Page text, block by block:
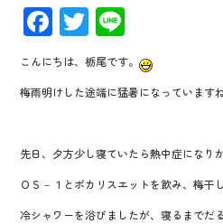
F
ac
e
b
o
o
k
T
wi
tt
er
n
e
こんにちは、栃尾です。
梅雨明けした途端に猛暑になっていますね
先日、夕方少し寝ていたら熱中症になり
ＯＳ－１とポカリスエットを飲み、梅干
冷シャワーを浴びましたが、寝るまでだ